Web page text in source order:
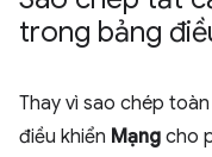
trong bảng
Thay vì sao chép
điều khiển Mạng cho